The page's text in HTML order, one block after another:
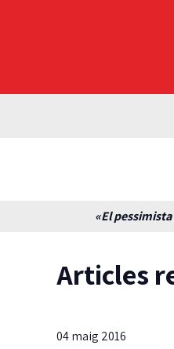
«El
Articles
04 maig 2016